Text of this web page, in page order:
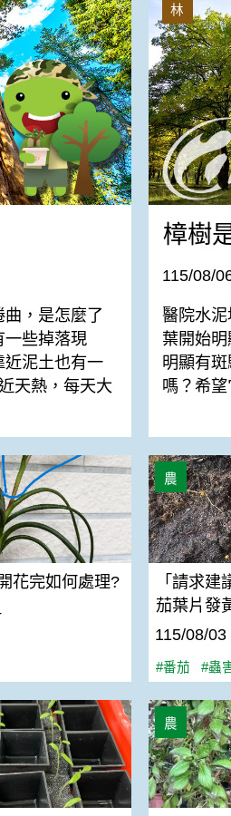
，是怎麼了
一些掉落現
近泥土也有一
天熱，每天大
林
樟樹
115/08/
醫院水
葉開始
明顯有
嗎？希
花完如何處理?
花完如何處理?
「請求建
農
「請求建
茄葉片發
115/08/03
#番茄 #蟲
度？
葉部皺縮 如何養好苗九層塔葉
農